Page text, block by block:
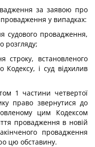
за заявою про
у випадках:
судового провадження,
розгляду;
строку, встановленого
Кодексу, і суд відхилив
1 частини четвертої
право звернутися до
цим Кодексом
провадження в новій
провадження
цю обставину.